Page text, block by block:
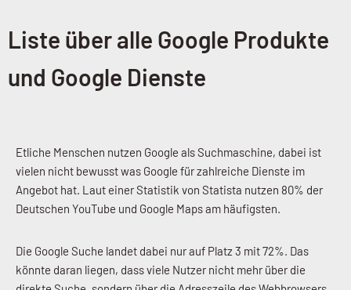
Liste über alle Google Produkte
und Google Dienste
Etliche Menschen nutzen Google als Suchmaschine, dabei ist
vielen nicht bewusst was Google für zahlreiche Dienste im
Angebot hat. Laut einer Statistik von Statista nutzen 80% der
Deutschen YouTube und Google Maps am häufigsten.
Die Google Suche landet dabei nur auf Platz 3 mit 72%. Das
könnte daran liegen, dass viele Nutzer nicht mehr über die